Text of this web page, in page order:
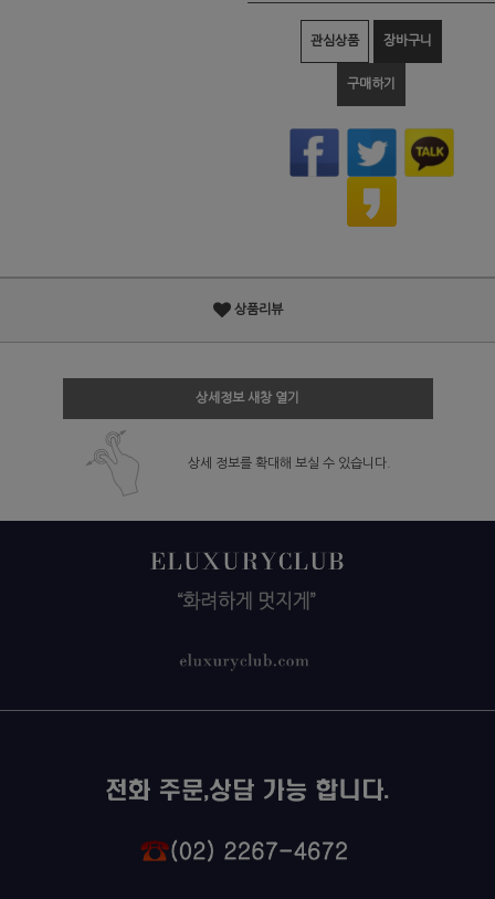
관심상품 장바구니
구매하기
상품리뷰
상세정보 새창 열기
상세 정보를 확대해 보실 수 있습니다.